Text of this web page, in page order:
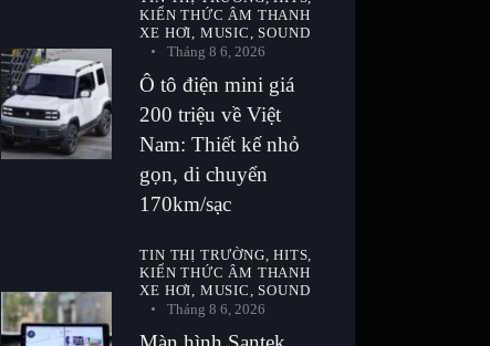
KIẾN THỨC ÂM THANH
XE HƠI, MUSIC,SOUND
Tháng 8 6, 2026
Ô tô điện mini giá
200 triệu về Việt
Nam: Thiết kế nhỏ
gọn, di chuyển
170km/sạc
TIN THỊ TRƯỜNG,HITS,
KIẾN THỨC ÂM THANH
XE HƠI, MUSIC,SOUND
Tháng 8 6, 2026